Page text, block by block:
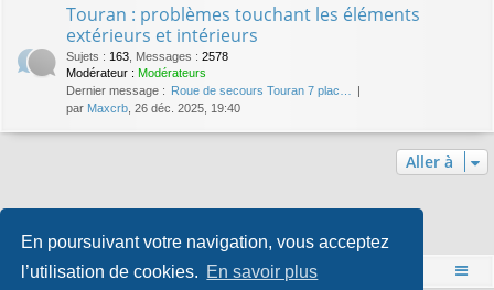
En poursuivant votre navigation, vous acceptez
l’utilisation de cookies. En savoir plus
Touran : problèmes touchant les éléments
extérieurs et intérieurs
Sujets : 163 Messages : 2578
Modérateur : Modérateurs
Dernier message : Roue de secours Touran 7 plac…
par Maxcrb , 26 déc. 2025, 19:40
Aller à
Qui est en ligne
Utilisateurs parcourant ce forum : Aucun utilisateur enregistré et 2 invités
Accueil Index du forum